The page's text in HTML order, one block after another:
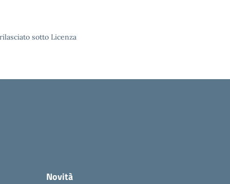
sotto Licenza
Novità